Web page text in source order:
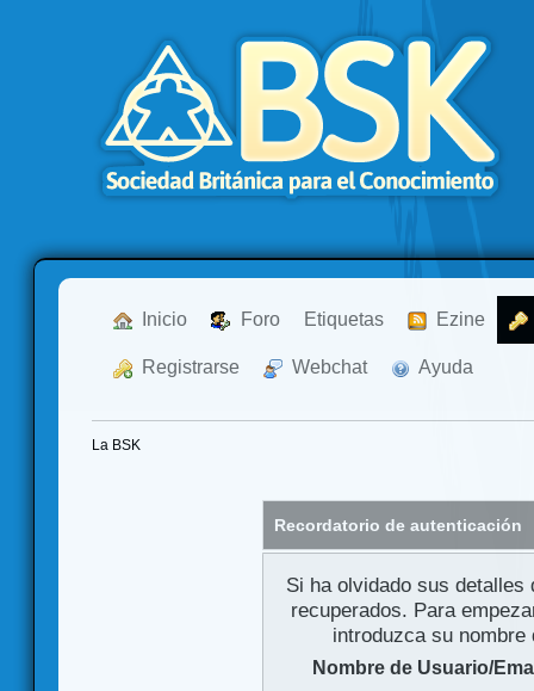
Inicio Foro Etiquetas Ezine
Registrarse Webchat Ayuda
La BSK
Recordatorio de autenticación
Si ha olvidado sus
recuperados. Para
introduzca su
Nombre de Usuario/